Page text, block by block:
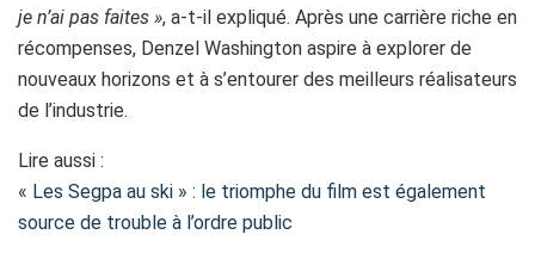
je n’ai pas faites », a-t-il expliqué. Après une carrière riche en
récompenses, Denzel Washington aspire à explorer de
nouveaux horizons et à s’entourer des meilleurs réalisateurs
de l’industrie.
Lire aussi :
« Les Segpa au ski » : le triomphe du film est également
source de trouble à l’ordre public